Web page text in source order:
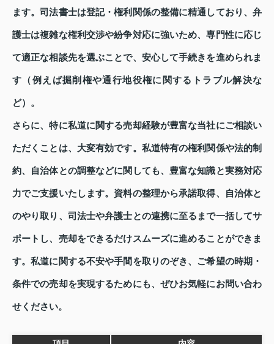
ます。司法書士は登記・権利関係の整備に精通しており、弁
護士は複雑な権利交渉や紛争対応に強いため、専門性に応じ
て適正な相談先を選ぶことで、安心して手続きを進められま
す（例えば掘削権や通行地役権に関するトラブル解決な
ど）。
さらに、特に私道に関する売却経験が豊富な当社にご相談い
ただくことは、大変有効です。私道特有の権利関係や法的制
約、自治体との調整などに関しても、豊富な知識と実務対応
力でご支援いたします。資料の整理から承諾取得、自治体と
のやり取り、司法士や弁護士との連携に至るまで一括してサ
ポートし、売却をできるだけスムーズに進めることができま
す。私道に関する不安や手間を取りのぞき、ご希望の時期・
条件での売却を実現するためにも、ぜひお気軽にお問い合わ
せください。